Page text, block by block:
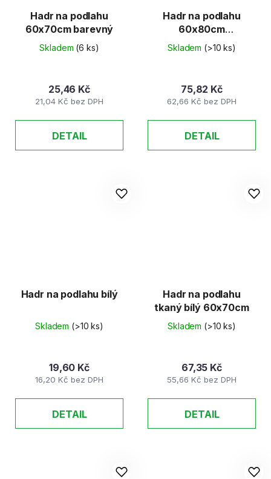
Hadr na podlahu
60x70cm barevný
Skladem (6 ks)
21,04 Kč bez DPH
25,46 Kč
DETAIL
Hadr na podlahu
60x80cm
mikrovlákno
Skladem (>10 ks)
62,66 Kč bez DPH
75,82 Kč
DETAIL
Hadr na podlahu bílý
Skladem (>10 ks)
16,20 Kč bez DPH
19,60 Kč
DETAIL
Hadr na podlahu
tkaný bílý 60x70cm
Skladem (>10 ks)
55,66 Kč bez DPH
67,35 Kč
DETAIL